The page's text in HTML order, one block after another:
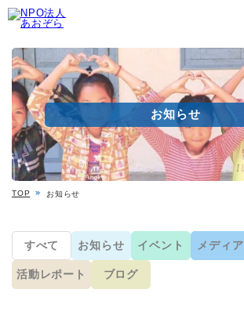
お知らせ
TOP お知らせ
すべて お知らせ イベント メディア
活動レポート ブログ